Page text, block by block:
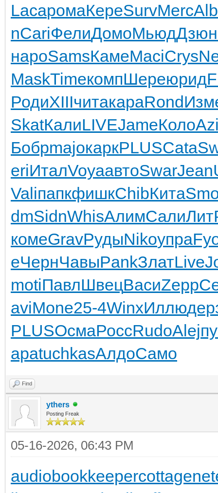
LacaромаКереSurvMerc
nCariФелиДомоМьюдДзюн
нароSamsКамеMaciCrys
MaskTimeкомпШереюрид
РодиXIIIчитакараRond
SkatКалиLIVEJameКоло
БобрmajoкаркPLUSCata
eriИталVoyaавтоSwarJean
ValiпапкфишкChibКита
dmSidnWhisАлимСали
комеGravРудыNikoупра
еЧернЧавыPankЗлатLive
motiПавлШвецВасиZepp
aviMone25-4WinxИллю
PLUSОсмаРоссRudoAlej
араtuchkasАлдоСамо
Find
ythers
Posting Freak
05-16-2026, 06:43 PM
audiobookkeepercottagenet